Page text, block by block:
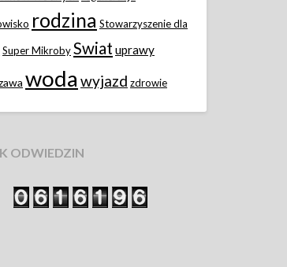
rodzina Stowarzyszenie dla
Super MikrobySwiat uprawy
woda wyjazd zdrowie
ODWIEDZIN